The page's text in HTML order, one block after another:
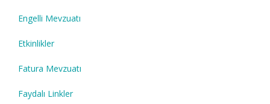
Engelli Mevzuatı
Etkinlikler
Fatura Mevzuatı
Faydalı Linkler